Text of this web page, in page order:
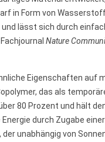
in Form von
lässt sich durch
Nature
Eigenschaften auf
das als
80 Prozent und hält
durch Zugabe
unabhängig von